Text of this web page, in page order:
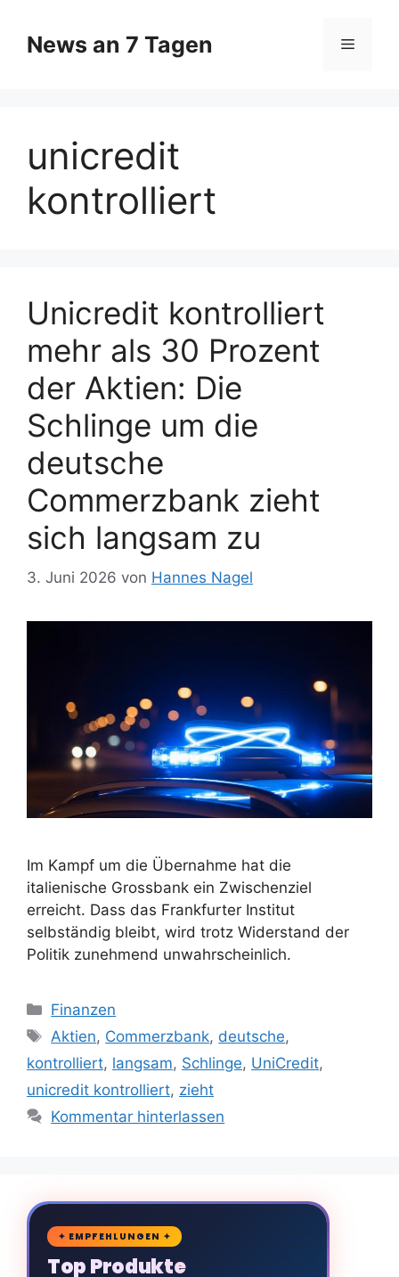
Inhalt
springen
News an 7 Tagen Menü
unicredit
kontrolliert
Unicredit kontrolliert
mehr als 30 Prozent
der Aktien: Die
Schlinge um die
deutsche
Commerzbank zieht
sich langsam zu
3. Juni 2026 von Hannes Nagel
Im Kampf um die Übernahme hat die
italienische Grossbank ein Zwischenziel
erreicht. Dass das Frankfurter Institut
selbständig bleibt, wird trotz Widerstand der
Politik zunehmend unwahrscheinlich.
Kategorien
Finanzen
Schlagwörter
Aktien, Commerzbank, deutsche,
kontrolliert, langsam, Schlinge, UniCredit,
unicredit kontrolliert, zieht
Kommentar hinterlassen
🛒
✦ EMPFEHLUNGEN ✦
Top Produkte